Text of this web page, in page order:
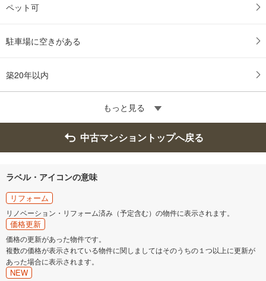
ペット可
駐車場に空きがある
築20年以内
もっと見る
中古マンショントップへ戻る
ラベル・アイコンの意味
リフォーム
リノベーション・リフォーム済み（予定含む）の物件に表示されます。
価格更新
価格の更新があった物件です。
複数の価格が表示されている物件に関しましてはそのうちの１つ以上に更新が
あった場合に表示されます。
NEW